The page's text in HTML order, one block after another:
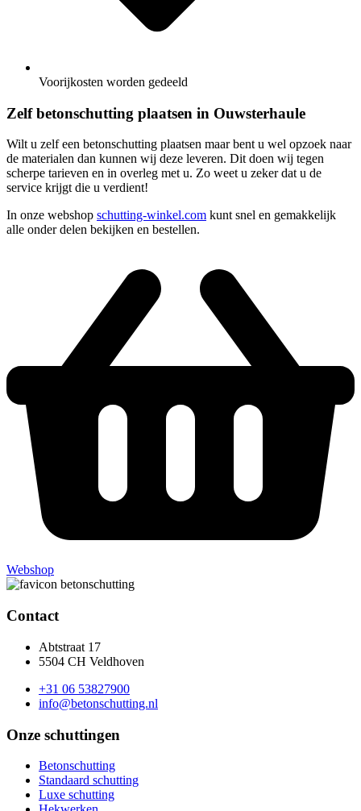
Voorijkosten worden gedeeld
Zelf betonschutting plaatsen in Ouwsterhaule
Wilt u zelf een betonschutting plaatsen maar bent u wel opzoek naar
de materialen dan kunnen wij deze leveren. Dit doen wij tegen
scherpe tarieven en in overleg met u. Zo weet u zeker dat u de
service krijgt die u verdient!
In onze webshop schutting-winkel.com kunt snel en gemakkelijk
alle onder delen bekijken en bestellen.
Webshop
Contact
Abtstraat 17
5504 CH Veldhoven
+31 06 53827900
info@betonschutting.nl
Onze schuttingen
Betonschutting
Standaard schutting
Luxe schutting